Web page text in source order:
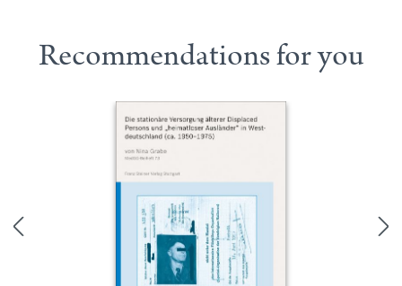
Recommendations for you